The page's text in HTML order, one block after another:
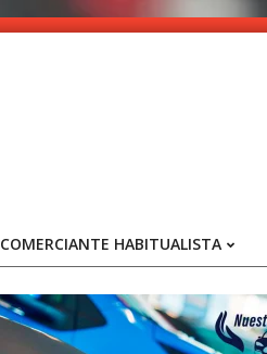
COMERCIANTE HABITUALISTA